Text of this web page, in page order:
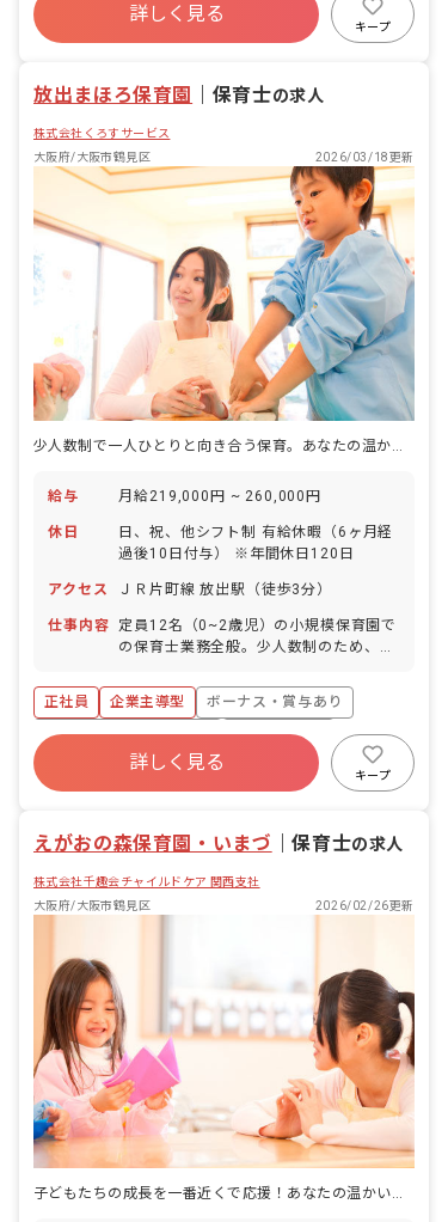
詳しく見る
キープ
放出まほろ保育園 保育士の求人
株式会社くろすサービス
大阪府/大阪市鶴見区
2026/03/18更新
給与 月給219,000円 ~ 260,000円
休日
日、祝、他シフト制 有給休暇（6ヶ月経
過後10日付与） ※年間休日120日
アクセス ＪＲ片町線 放出駅（徒歩3分）
仕事内容
定員12名（0~2歳児）の小規模保育園で
の保育士業務全般。少人数制のため、落
■園児年齢層：0～2歳児
正社員 企業主導型
ボーナス・賞与あり
寮・住宅・家賃補助あり
社会保険完備
乳児保育のみ 未経験歓迎
詳しく見る
キープ
えがおの森保育園・いまづ ｜保育士の求人
株式会社千趣会チャイルドケア 関西支社
大阪府/大阪市鶴見区
2026/02/26更新
子どもたちの成長を一番近くで応援！あなたの温かい心が輝く場所がここにあります。